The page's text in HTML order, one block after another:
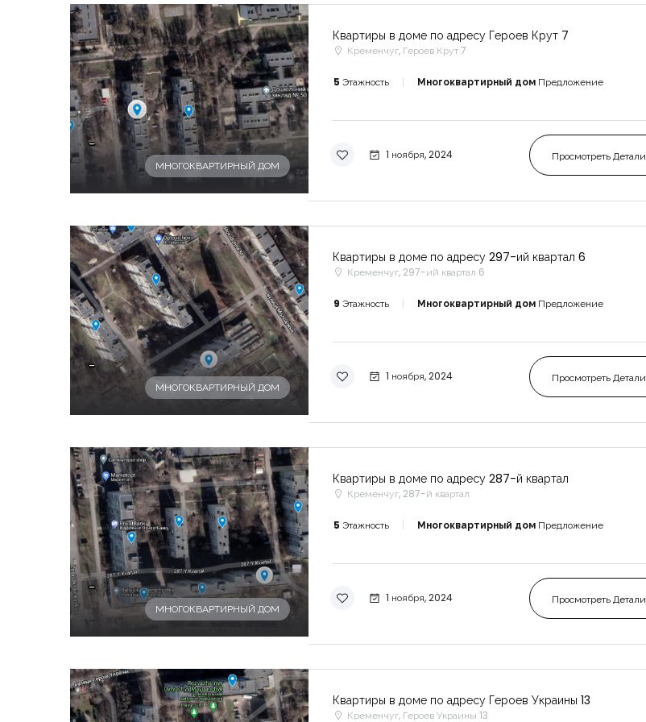
-
МНОГОКВАРТИРНЫЙ ДОМ
Квартиры в доме по адресу Героев Крут 7
Кременчуг, Героев Крут 7
5 Этажность Многоквартирный дом Предложение
1 ноября, 2024 Просмотреть Детали
-
МНОГОКВАРТИРНЫЙ ДОМ
Квартиры в доме по адресу 297-ий квартал 6
Кременчуг, 297-ий квартал 6
9 Этажность Многоквартирный дом Предложение
1 ноября, 2024 Просмотреть Детали
-
МНОГОКВАРТИРНЫЙ ДОМ
Квартиры в доме по адресу 287-й квартал
Кременчуг, 287-й квартал
5 Этажность Многоквартирный дом Предложение
1 ноября, 2024 Просмотреть Детали
Квартиры в доме по адресу Героев Украины 13
Кременчуг, Героев Украины 13